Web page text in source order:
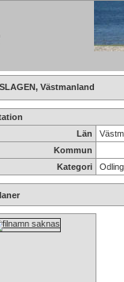
Västmanland
Län
Kommun
Kategori